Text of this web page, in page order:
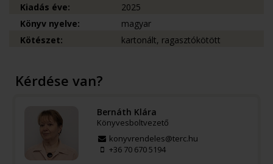
Kiadás éve:
2025
Könyv nyelve:
magyar
Kötészet:
kartonált, ragasztókötött
Kérdése van?
Bernáth Klára
Könyvesboltvezető
konyvrendeles@terc.hu
+36 70 670 5194